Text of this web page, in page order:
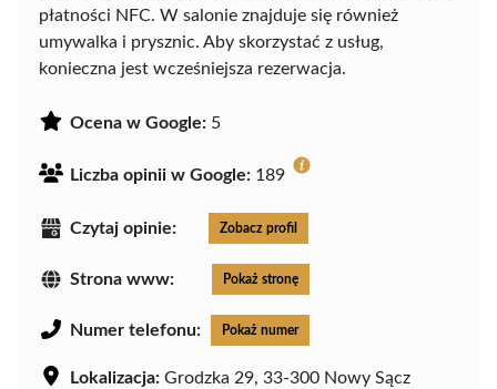
płatności NFC. W salonie znajduje się również
umywalka i prysznic. Aby skorzystać z usług,
konieczna jest wcześniejsza rezerwacja.
Ocena w Google: 5
Liczba opinii w Google: 189
Czytaj opinie: Zobacz profil
Strona www: Pokaż stronę
Numer telefonu: Pokaż numer
Lokalizacja: Grodzka 29, 33-300 Nowy Sącz